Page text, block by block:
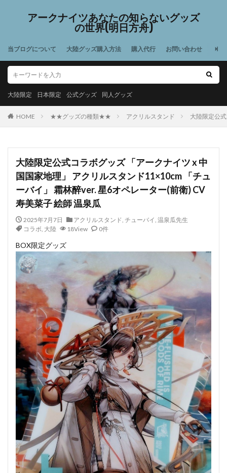
アークナイツあなたの知らないグッズ
の世界(明日方舟)
当ブログについて 大陸グッズ購入方法 購入代行 お問い合わせ
大陸限定 日本限定 公式グッズ 同人グッズ
HOME ★★グッズの種類★★ アクリルスタンド 大陸限定公
大陸限定公式コラボグッズ 「アークナイツ x 中
国国家地理」 アクリルスタンド11×10cm 「チュ
ーバイ」 霜林醉ver. 星6オペレーター(前衛) CV
寿美菜子 絵師 温泉瓜
2025年7月7日 アクリルスタンド, チューバイ, 温泉瓜先生
コラボ, 大陸 18View 0件
BOX限定グッズ